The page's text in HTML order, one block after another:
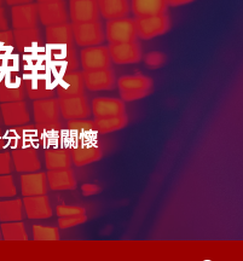
報
民情關懷